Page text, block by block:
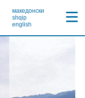
македонски
shqip
english